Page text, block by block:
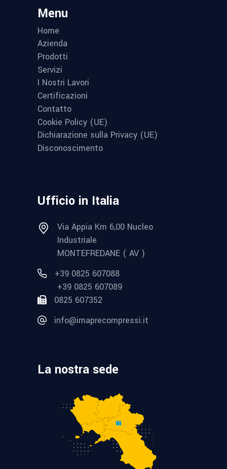
Menu
Home
Azienda
Prodotti
Servizi
I Nostri Lavori
Certificazioni
Contatto
Cookie Policy (UE)
Dichiarazione sulla Privacy (UE)
Disconoscimento
Ufficio in Italia
Via Appia Km 6,00 Nucleo
Industriale
MONTEFREDANE ( AV )
+39 0825 607088
+39 0825 607089
0825 607352
info@imaprecompressi.it
La nostra sede